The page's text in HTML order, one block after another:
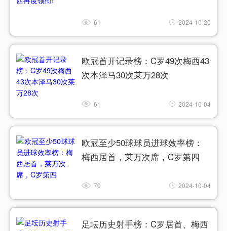
61 2024-10-20
欧冠首开记录榜：C罗49次梅西43
次本泽马30次莱万28次
61 2024-10-04
欧冠至少50球球员进球效率榜：
梅西居首，莱万次席，C罗第四
70 2024-10-04
足坛历史射手榜：C罗居首、梅西